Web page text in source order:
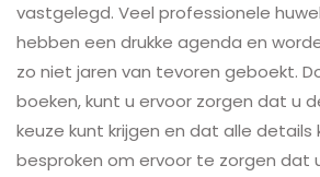
vastgelegd. Veel professionele
hebben een drukke agenda en
zo niet jaren van tevoren geboekt.
boeken, kunt u ervoor zorgen dat u
keuze kunt krijgen en dat alle details
besproken om ervoor te zorgen dat